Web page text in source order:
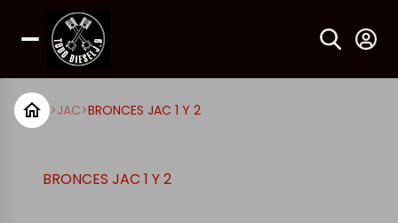
>JAC>BRONCES JAC 1 Y 2
BRONCES JAC 1 Y 2